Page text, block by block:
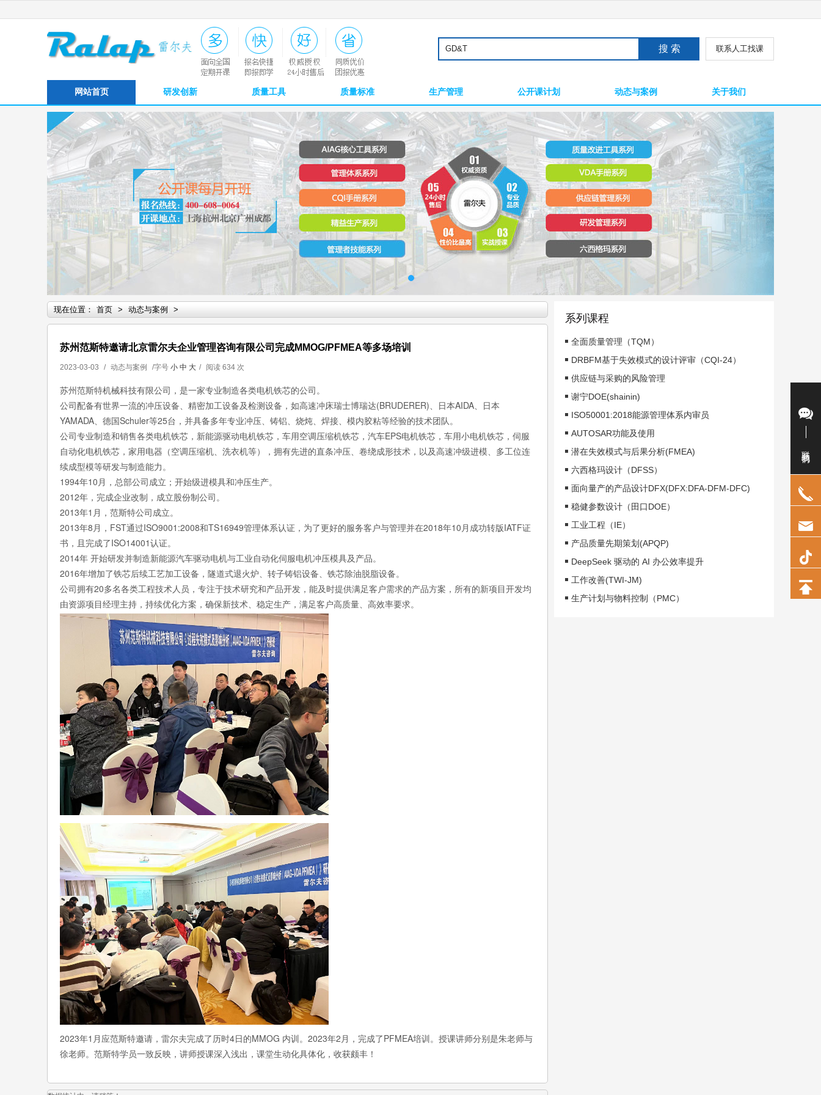
联系人工找课
网站首页 研发创新 质量工具 质量标准 生产管理 公开课计划 动态与案例 关于我们
现在位置： 首页 > 动态与案例 >
苏州范斯特邀请北京雷尔夫企业管理咨询有限公司完成MMOG/PFMEA等多场培训
2023-03-03 / 动态与案例 /字号 小 中 大 / 阅读 634 次
苏州范斯特机械科技有限公司，是一家专业制造各类电机铁芯的公司。
公司配备有世界一流的冲压设备、精密加工设备及检测设备，如高速冲床瑞士博瑞达(BRUDERER)、日本AIDA、日本
YAMADA、德国Schuler等25台，并具备多年专业冲压、铸铝、烧炖、焊接、模内胶粘等经验的技术团队。
公司专业制造和销售各类电机铁芯，新能源驱动电机铁芯，车用空调压缩机铁芯，汽车EPS电机铁芯，车用小电机铁芯，伺服
自动化电机铁芯，家用电器（空调压缩机、洗衣机等），拥有先进的直条冲压、卷绕成形技术，以及高速冲级进模、多工位连
续成型模等研发与制造能力。
1994年10月，总部公司成立；开始级进模具和冲压生产。
2012年，完成企业改制，成立股份制公司。
2013年1月，范斯特公司成立。
2013年8月，FST通过ISO9001:2008和TS16949管理体系认证，为了更好的服务客户与管理并在2018年10月成功转版IATF证
书，且完成了ISO14001认证。
2014年 开始研发并制造新能源汽车驱动电机与工业自动化伺服电机冲压模具及产品。
2016年增加了铁芯后续工艺加工设备，隧道式退火炉、转子铸铝设备、铁芯除油脱脂设备。
公司拥有20多名各类工程技术人员，专注于技术研究和产品开发，能及时提供满足客户需求的产品方案，所有的新项目开发均
由资源项目经理主持，持续优化方案，确保新技术、稳定生产，满足客户高质量、高效率要求。
2023年1月应范斯特邀请，雷尔夫完成了历时4日的MMOG 内训。2023年2月，完成了PFMEA培训。授课讲师分别是朱老师与
徐老师。范斯特学员一致反映，讲师授课深入浅出，课堂生动化具体化，收获颇丰！
系列课程
全面质量管理（TQM）
DRBFM基于失效模式的设计评审（CQI-24）
供应链与采购的风险管理
谢宁DOE(shainin)
ISO50001:2018能源管理体系内审员
AUTOSAR功能及使用
潜在失效模式与后果分析(FMEA)
六西格玛设计（DFSS）
面向量产的产品设计DFX(DFX:DFA-DFM-DFC)
稳健参数设计（田口DOE）
工业工程（IE）
产品质量先期策划(APQP)
DeepSeek 驱动的 AI 办公效率提升
工作改善(TWI-JM)
生产计划与物料控制（PMC）